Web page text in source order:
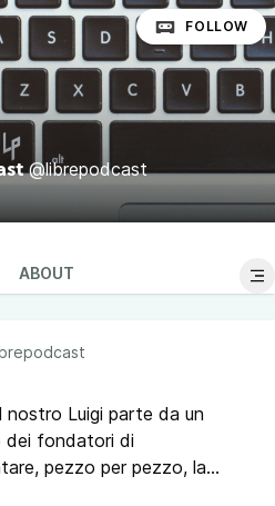
@librepodcast
FOLLOW
ABOUT
Luigi parte da un
dei fondatori di
pezzo per pezzo, la
AI”, scoprendo che il